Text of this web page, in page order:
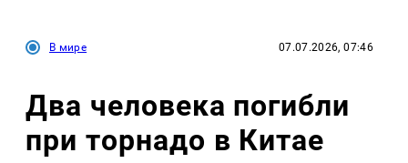
В мире 07.07.2026, 07:46
Два человека погибли
при торнадо в Китае